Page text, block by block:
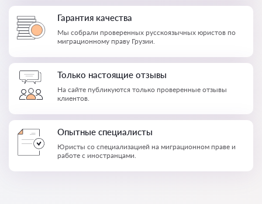
Гарантия качества
Мы собрали проверенных русскоязычных юристов по
миграционному праву Грузии.
Только настоящие отзывы
На сайте публикуются только проверенные отзывы
клиентов.
Опытные специалисты
Юристы со специализацией на миграционном праве и
работе с иностранцами.